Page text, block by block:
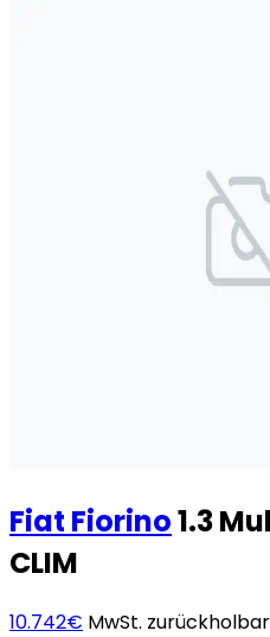
Fiat Fiorino1.3
CLIM
10.742€ MwSt. zurückholbar